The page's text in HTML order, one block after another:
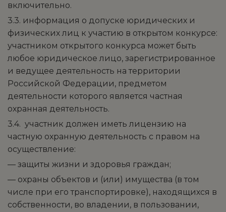
включительно.
3.3. информация о допуске юридических и
физических лиц к участию в открытом конкурсе:
участником открытого конкурса может быть
любое юридическое лицо, зарегистрированное
и ведущее деятельность на территории
Российской Федерации, предметом
деятельности которого является частная
охранная деятельность.
3.4. участник должен иметь лицензию на
частную охранную деятельность с правом на
осуществление:
— защиты жизни и здоровья граждан;
— охраны объектов и (или) имущества (в том
числе при его транспортировке), находящихся в
собственности, во владении, в пользовании,